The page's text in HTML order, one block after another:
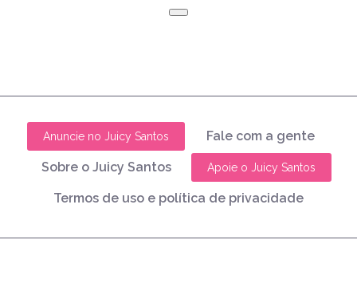
Anuncie no Juicy Santos Fale com a gente
Sobre o Juicy Santos Apoie o Juicy Santos
Termos de uso e política de privacidade